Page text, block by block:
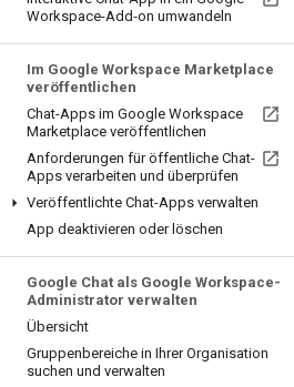
Workspace-Add‑on umwandeln
Im Google Workspace Marketplace
veröffentlichen
Chat-Apps im Google Workspace
Marketplace veröffentlichen
Anforderungen für öffentliche Chat-
Apps verarbeiten und überprüfen
Veröffentlichte Chat-Apps verwalten
App deaktivieren oder löschen
Google Chat als Google Workspace-
Administrator verwalten
Übersicht
Gruppenbereiche in Ihrer Organisation
suchen und verwalten